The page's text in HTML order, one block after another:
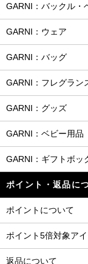
GARNI：バックル・
GARNI：ウェア
GARNI：バッグ
GARNI：フレグラン
GARNI：グッズ
GARNI：ベビー用品
GARNI：ギフトボッ
ポイント・返品に
ポイントについて
ポイント5倍対象ア
返品について